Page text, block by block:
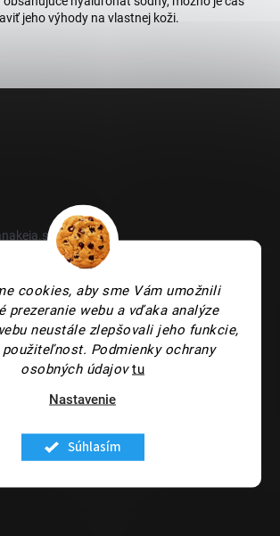
cookies, aby sme Vám umožnili
prezeranie webu a vďaka analýze
neustále zlepšovali jeho funkcie,
použiteľnost. Podmienky ochrany
osobných údajov tu
Nastavenie
Súhlasím
jeho výhody na vlastnej koži.
na FB?
YouTube